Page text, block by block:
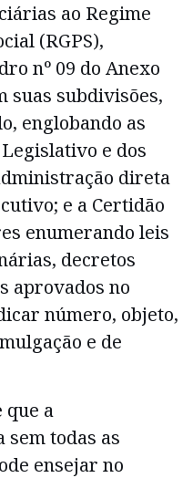
ao Regime
(RGPS),
nº 09 do Anexo
suas subdivisões,
englobando as
e dos
direta
e a Certidão
enumerando leis
decretos
aprovados no
número, objeto,
e de
que a
sem todas as
ensejar no